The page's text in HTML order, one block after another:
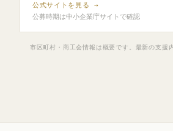
公式サイトを見る →
公募時期は中小企業庁サイトで確認
市区町村・商工会情報は概要です。最新の支援